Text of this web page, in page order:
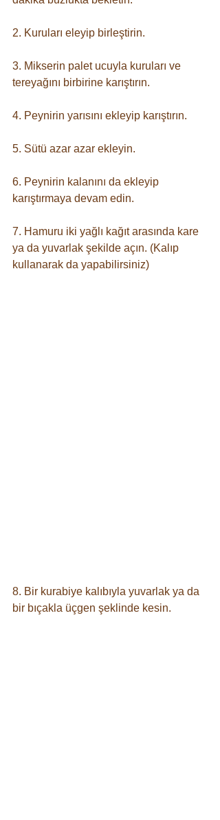
2. Kuruları eleyip birleştirin. ⠀
3. Mikserin palet ucuyla kuruları ve
tereyağını birbirine karıştırın. ⠀
4. Peynirin yarısını ekleyip karıştırın. ⠀
5. Sütü azar azar ekleyin. ⠀
6. Peynirin kalanını da ekleyip
karıştırmaya devam edin. ⠀
7. Hamuru iki yağlı kağıt arasında kare
ya da yuvarlak şekilde açın. (Kalıp
kullanarak da yapabilirsiniz)⠀
8. Bir kurabiye kalıbıyla yuvarlak ya da
bir bıçakla üçgen şeklinde kesin.